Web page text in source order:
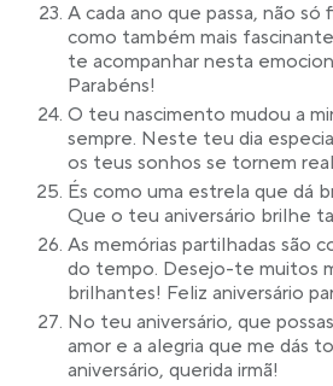
A cada ano que passa, não só
como também mais
te acompanhar nesta
Parabéns!
O teu nascimento mudou a
sempre. Neste teu dia
os teus sonhos se tornem
És como uma estrela que dá
Que o teu aniversário brilhe
As memórias partilhadas são
do tempo. Desejo-te muitos
brilhantes! Feliz aniversário
No teu aniversário, que
amor e a alegria que me dás
aniversário, querida irmã!